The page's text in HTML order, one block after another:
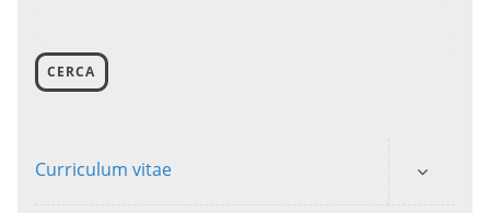
CERCA
Curriculum vitae